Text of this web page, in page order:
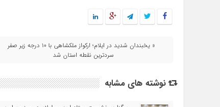
« یخبندان شدید در ایلام؛ ارکواز ملکشاهی با ۱۰ درجه زیر صفر
سردترین نقطه استان شد
نوشته های مشابه